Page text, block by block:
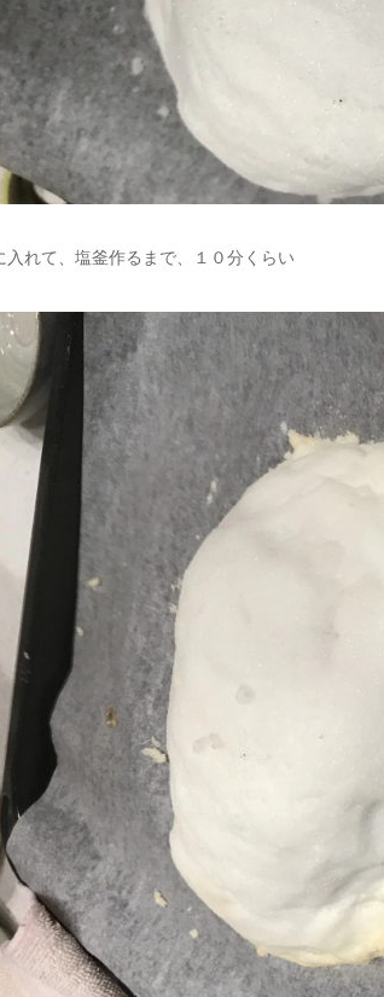
入れて、塩釜作るまで、１０分くらい